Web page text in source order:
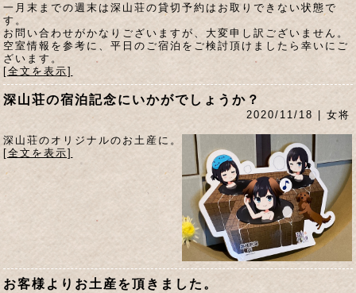
一月末までの週末は深山荘の貸切予約はお取りできない状態で
す。
お問い合わせがかなりございますが、大変申し訳ございません。
空室情報を参考に、平日のご宿泊をご検討頂けましたら幸いにご
ざいます。
[全文を表示]
深山荘の宿泊記念にいかがでしょうか？
2020/11/18 | 女将
深山荘のオリジナルのお土産に。
[全文を表示]
お客様よりお土産を頂きました。